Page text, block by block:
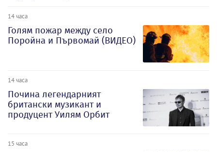
14 часа
Голям пожар между село
Поройна и Първомай (ВИДЕО)
14 часа
Почина легендарният
британски музикант и
продуцент Уилям Орбит
15 часа